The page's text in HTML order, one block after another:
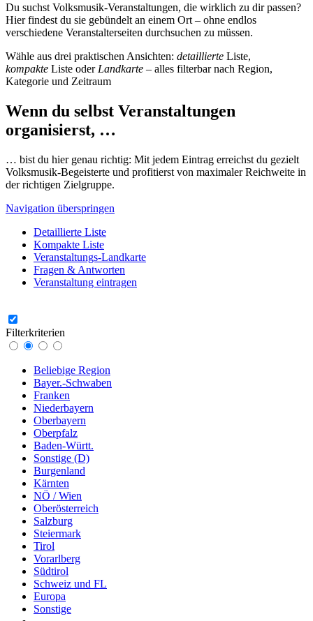
Du suchst Volksmusik-Veranstaltungen, die wirklich zu dir passen?
Hier findest du sie gebündelt an einem Ort – ohne endlos
verschiedene Veranstalterseiten durchsuchen zu müssen.
Wähle aus drei praktischen Ansichten: detaillierte Liste,
kompakte Liste oder Landkarte – alles filterbar nach Region,
Kategorie und Zeitraum
Wenn du selbst Veranstaltungen
organisierst, …
… bist du hier genau richtig: Mit jedem Eintrag erreichst du gezielt
Volksmusik-Begeisterte und profitierst von maximaler Reichweite in
der richtigen Zielgruppe.
Navigation überspringen
Detaillierte Liste
Kompakte Liste
Veranstaltungs-Landkarte
Fragen & Antworten
Veranstaltung eintragen
Filterkriterien
Beliebige Region
Bayer.-Schwaben
Franken
Niederbayern
Oberbayern
Oberpfalz
Baden-Württ.
Sonstige (D)
Burgenland
Kärnten
NÖ / Wien
Oberösterreich
Salzburg
Steiermark
Tirol
Vorarlberg
Südtirol
Schweiz und FL
Europa
Sonstige